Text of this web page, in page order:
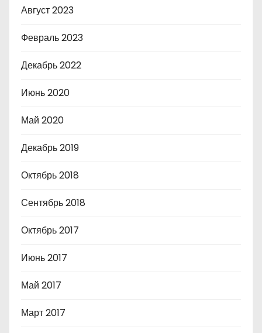
Август 2023
Февраль 2023
Декабрь 2022
Июнь 2020
Май 2020
Декабрь 2019
Октябрь 2018
Сентябрь 2018
Октябрь 2017
Июнь 2017
Май 2017
Март 2017